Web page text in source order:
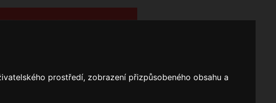
prostředí, zobrazení přizpůsobeného obsahu a